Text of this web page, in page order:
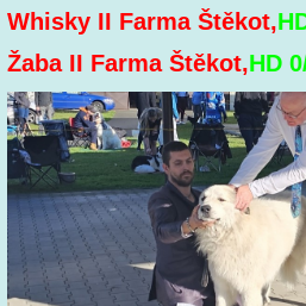
Whisky II Farma Štěkot,
Žaba II Farma Štěkot,HD